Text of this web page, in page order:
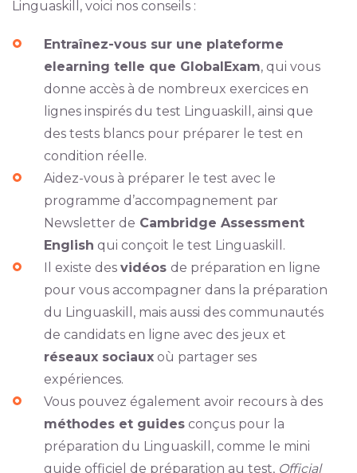
Linguaskill, voici nos conseils :
Entraînez-vous sur une plateforme
elearning telle que GlobalExam, qui vous
donne accès à de nombreux exercices en
lignes inspirés du test Linguaskill, ainsi que
des tests blancs pour préparer le test en
condition réelle.
Aidez-vous à préparer le test avec le
programme d’accompagnement par
Newsletter de Cambridge Assessment
English qui conçoit le test Linguaskill.
Il existe des vidéos de préparation en ligne
pour vous accompagner dans la préparation
du Linguaskill, mais aussi des communautés
de candidats en ligne avec des jeux et
réseaux sociauxoù partager ses
expériences.
Vous pouvez également avoir recours à des
méthodes et guidesconçus pour la
préparation du Linguaskill, comme le mini
guide officiel de préparation au test, Official